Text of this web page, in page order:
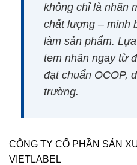
không chỉ là nhãn
chất lượng – minh
làm sản phẩm.
tem nhãn ngay từ
đạt chuẩn OCOP,
trường.
CÔNG TY CỔ PHẦN SẢN
VIETLABEL